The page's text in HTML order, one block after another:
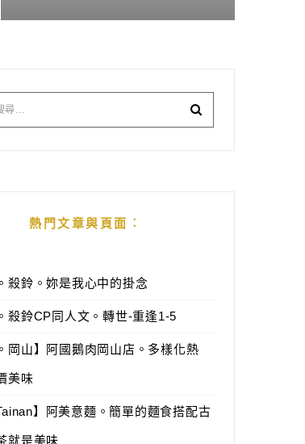
熱門文章與頁面︰
殺鈴。妳是我心中的掛念
殺鈴CP同人文。轉世-重逢1-5
岡山】阿國鵝肉岡山店。多樣化熱
美味
】阿美意麵。簡單的麵食搭配古
就是美味